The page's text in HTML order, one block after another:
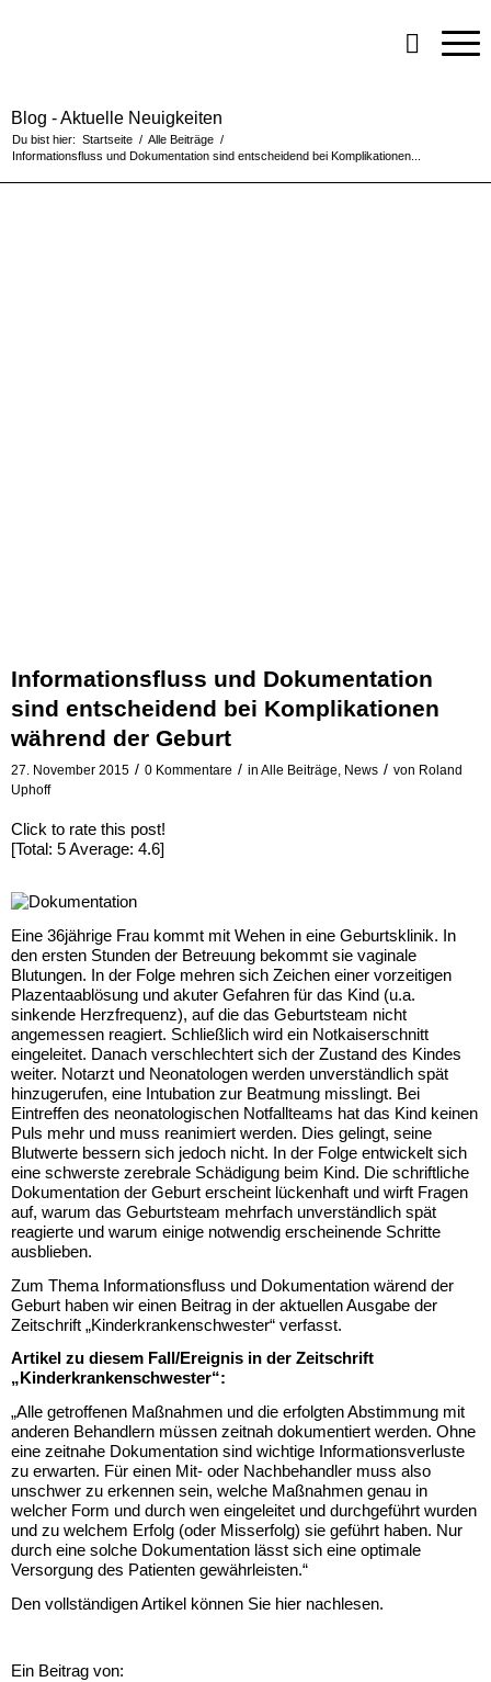
Blog - Aktuelle Neuigkeiten
Du bist hier: Startseite / Alle Beiträge /
Informationsfluss und Dokumentation sind entscheidend bei Komplikationen...
Informationsfluss und Dokumentation
sind entscheidend bei Komplikationen
während der Geburt
27. November 2015 / 0 Kommentare / in Alle Beiträge, News / von Roland
Uphoff
Click to rate this post!
[Total: 5Average: 4.6]
Eine 36jährige Frau kommt mit Wehen in eine Geburtsklinik. In
den ersten Stunden der Betreuung bekommt sie vaginale
Blutungen. In der Folge mehren sich Zeichen einer vorzeitigen
Plazentaablösung und akuter Gefahren für das Kind (u.a.
sinkende Herzfrequenz), auf die das Geburtsteam nicht
angemessen reagiert. Schließlich wird ein Notkaiserschnitt
eingeleitet. Danach verschlechtert sich der Zustand des Kindes
weiter. Notarzt und Neonatologen werden unverständlich spät
hinzugerufen, eine Intubation zur Beatmung misslingt. Bei
Eintreffen des neonatologischen Notfallteams hat das Kind keinen
Puls mehr und muss reanimiert werden. Dies gelingt, seine
Blutwerte bessern sich jedoch nicht. In der Folge entwickelt sich
eine schwerste zerebrale Schädigung beim Kind. Die schriftliche
Dokumentation der Geburt erscheint lückenhaft und wirft Fragen
auf, warum das Geburtsteam mehrfach unverständlich spät
reagierte und warum einige notwendig erscheinende Schritte
ausblieben.
Zum Thema Informationsfluss und Dokumentation wärend der
Geburt haben wir einen Beitrag in der aktuellen Ausgabe der
Zeitschrift „Kinderkrankenschwester“ verfasst.
Artikel zu diesem Fall/Ereignis in der Zeitschrift
„Kinderkrankenschwester“:
„Alle getroffenen Maßnahmen und die erfolgten Abstimmung mit
anderen Behandlern müssen zeitnah dokumentiert werden. Ohne
eine zeitnahe Dokumentation sind wichtige Informationsverluste
zu erwarten. Für einen Mit- oder Nachbehandler muss also
unschwer zu erkennen sein, welche Maßnahmen genau in
welcher Form und durch wen eingeleitet und durchgeführt wurden
und zu welchem Erfolg (oder Misserfolg) sie geführt haben. Nur
durch eine solche Dokumentation lässt sich eine optimale
Versorgung des Patienten gewährleisten.“
Den vollständigen Artikel können Sie hier nachlesen.
Ein Beitrag von: